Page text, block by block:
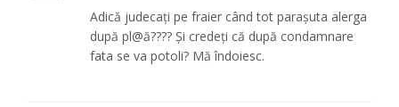
Adică judecați pe fraier când tot parașuta alerga
după pl@ă???? Și credeți că după condamnare
fata se va potoli? Mă îndoiesc.